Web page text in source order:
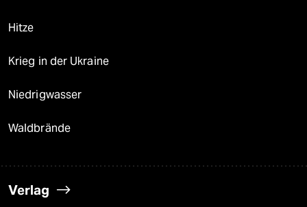
Hitze
Krieg in der Ukraine
Niedrigwasser
Waldbrände
Verlag